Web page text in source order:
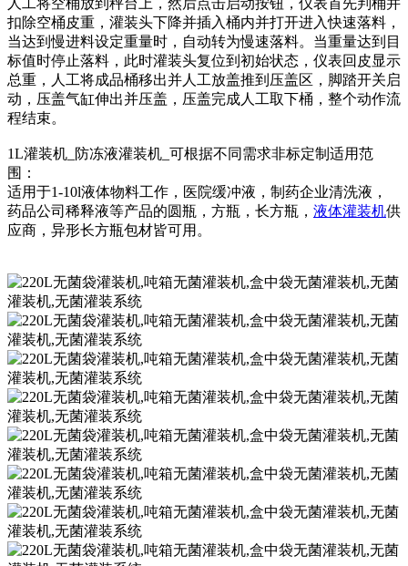
扣除空桶皮重，灌装头下降并插入桶内并打开进入快速落料，
当达到慢进料设定重量时，自动转为慢速落料。当重量达到目
标值时停止落料，此时灌装头复位到初始状态，仪表回皮显示
总重，人工将成品桶移出并人工放盖推到压盖区，脚踏开关启
动，压盖气缸伸出并压盖，压盖完成人工取下桶，整个动作流
程结束。
1L灌装机_防冻液灌装机_可根据不同需求非标定制适用范
围：
适用于1-10l液体物料工作，医院缓冲液，制药企业清洗液，
药品公司稀释液等产品的圆瓶，方瓶，长方瓶， 液体灌装机供
应商，异形长方瓶包材皆可用。